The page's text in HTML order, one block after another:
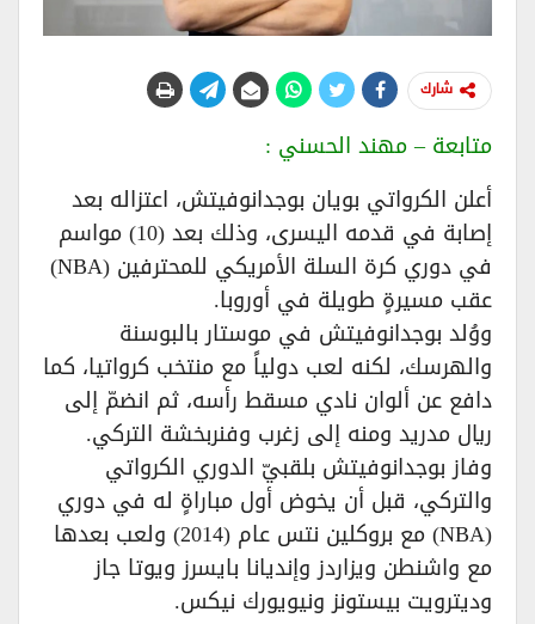
شارك
متابعة – مهند الحسني :
أعلن الكرواتي بويان بوجدانوفيتش، اعتزاله بعد
إصابة في قدمه اليسرى، وذلك بعد (10) مواسم
في دوري كرة السلة الأمريكي للمحترفين (NBA)
عقب مسيرةٍ طويلة في أوروبا.
ووُلد بوجدانوفيتش في موستار بالبوسنة
والهرسك، لكنه لعب دولياً مع منتخب كرواتيا، كما
دافع عن ألوان نادي مسقط رأسه، ثم انضمّ إلى
ريال مدريد ومنه إلى زغرب وفنربخشة التركي.
وفاز بوجدانوفيتش بلقبيّ الدوري الكرواتي
والتركي، قبل أن يخوض أول مباراةٍ له في دوري
(NBA) مع بروكلين نتس عام (2014) ولعب بعدها
مع واشنطن ويزاردز وإنديانا بايسرز ويوتا جاز
وديترويت بيستونز ونيويورك نيكس.